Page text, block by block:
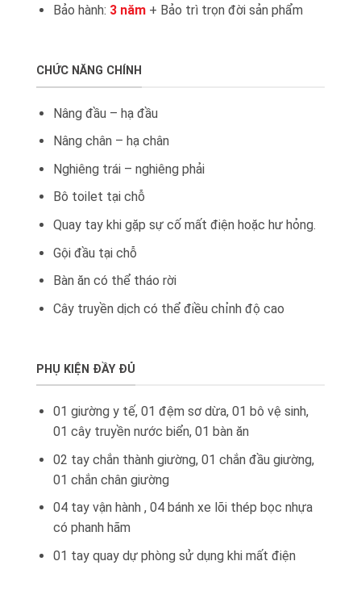
Bảo hành: 3 năm+ Bảo trì trọn đời sản phẩm
CHỨC NĂNG CHÍNH
Nâng đầu – hạ đầu
Nâng chân – hạ chân
Nghiêng trái – nghiêng phải
Bô toilet tại chỗ
Quay tay khi gặp sự cố mất điện hoặc hư hỏng.
Gội đầu tại chỗ
Bàn ăn có thể tháo rời
Cây truyền dịch có thể điều chỉnh độ cao
PHỤ KIỆN ĐẦY ĐỦ
01 giường y tế, 01 đệm sơ dừa, 01 bô vệ sinh,
01 cây truyền nước biển, 01 bàn ăn
02 tay chắn thành giường, 01 chắn đầu giường,
01 chắn chân giường
04 tay vận hành , 04 bánh xe lõi thép bọc nhựa
có phanh hãm
01 tay quay dự phòng sử dụng khi mất điện